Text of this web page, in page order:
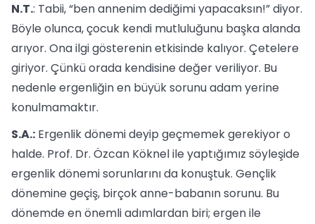
N.T.: Tabii, “ben annenim dediğimi yapacaksın!” diyor.
Böyle olunca, çocuk kendi mutluluğunu başka alanda
arıyor. Ona ilgi gösterenin etkisinde kalıyor. Çetelere
giriyor. Çünkü orada kendisine değer veriliyor. Bu
nedenle ergenliğin en büyük sorunu adam yerine
konulmamaktır.
S.A.: Ergenlik dönemi deyip geçmemek gerekiyor o
halde. Prof. Dr. Özcan Köknel ile yaptığımız söyleşide
ergenlik dönemi sorunlarını da konuştuk. Gençlik
dönemine geçiş, birçok anne-babanın sorunu. Bu
dönemde en önemli adımlardan biri; ergen ile